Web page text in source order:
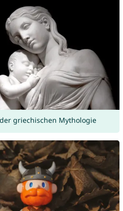
griechischen Mythologie